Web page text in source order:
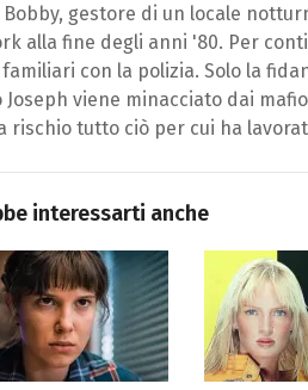
Bobby, gestore di un locale
alla fine degli anni '80. Per
con la polizia. Solo la
viene minacciato dai
rischio tutto ciò per cui ha
interessarti anche